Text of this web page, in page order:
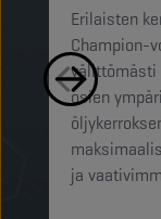
Erilaisten
Champion-
välittömästi
osien
ja